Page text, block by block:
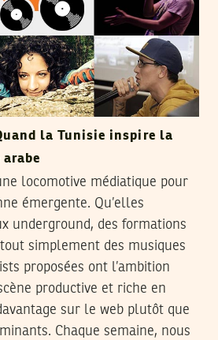
la Tunisie inspire la
locomotive médiatique pour
émergente. Qu’elles
underground, des formations
simplement des musiques
proposées ont l’ambition
scène productive et riche en
sur le web plutôt que
Chaque semaine, nous